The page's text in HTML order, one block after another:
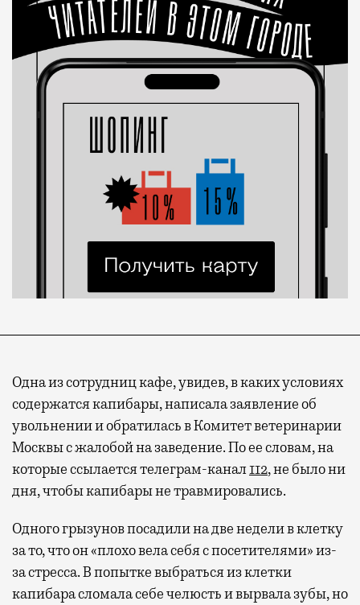
Одна из сотрудниц кафе, увидев, в каких условиях
содержатся капибары, написала заявление об
увольнении и обратилась в Комитет ветеринарии
Москвы с жалобой на заведение. По ее словам, на
которые ссылается телеграм-канал112, не было ни
дня, чтобы капибары не травмировались.
Одного грызунов посадили на две недели в клетку
за то, что он «плохо вела себя с посетителями» из-
за стресса. В попытке выбраться из клетки
капибара сломала себе челюсть и вырвала зубы, но